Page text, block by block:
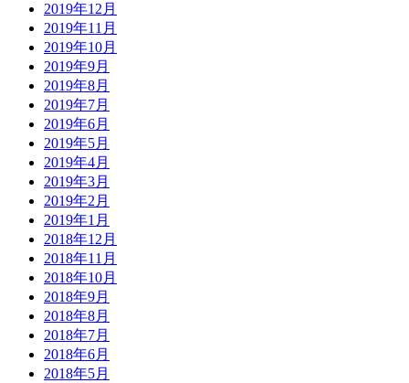
2019年12月
2019年11月
2019年10月
2019年9月
2019年8月
2019年7月
2019年6月
2019年5月
2019年4月
2019年3月
2019年2月
2019年1月
2018年12月
2018年11月
2018年10月
2018年9月
2018年8月
2018年7月
2018年6月
2018年5月